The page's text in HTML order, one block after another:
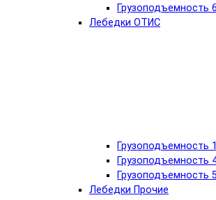
Грузоподъемность
Лебедки ОТИС
Грузоподъемность
Грузоподъемность
Грузоподъемность
Лебедки Прочие